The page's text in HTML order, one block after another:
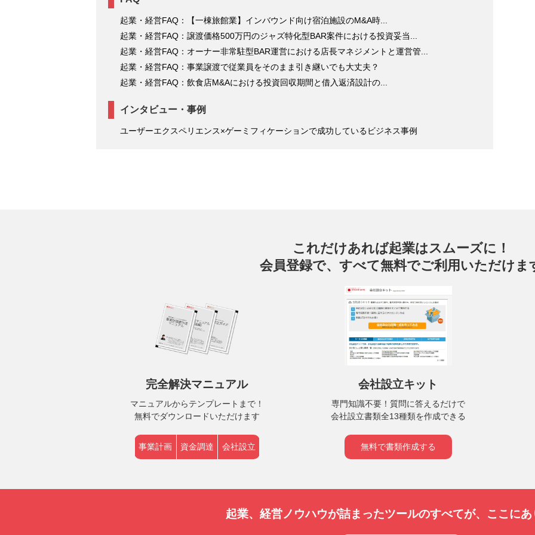
起業・経営FAQ：【一棟旅館業】インバウンド向け宿泊施設のM&A時...
起業・経営FAQ：譲渡価格500万円のジャズ特化型BAR案件における投資妥当...
起業・経営FAQ：オーナー非常駐型BAR運営における店長マネジメントと運営管...
起業・経営FAQ：事業譲渡で従業員をそのまま引き継いでも大丈夫？
起業・経営FAQ：飲食店M&Aにおける投資回収期間と借入返済設計の...
インタビュー・事例
ユーザーエクスペリエンス×ゲーミフィケーションで成功しているビジネス事例
これだけあれば起業はスムーズに！
会員登録で、すべて無料でご利用いただけま
完全解決マニュアル
マニュアルからテンプレートまで！
無料でダウンロードいただけます
事業計画 資金調達 会社設立
会社設立キット
専門知識不要！質問に答えるだけで
会社設立書類全13種類を作成できる
無料で書類作成する
起業、経営ノウハウが詰まったツールのすべてが、 ここに